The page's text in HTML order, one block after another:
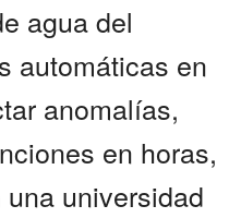
agua del
automáticas en
anomalías,
en horas,
universidad